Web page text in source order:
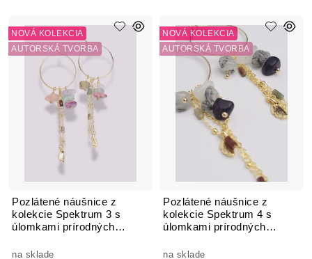
Pozlátené náušnice z
kolekcie Spektrum 3 s
úlomkami prírodných
NOVÁ KOLEKCIA
AUTORSKÁ TVORBA
na sklade
Pozlátené náušnice z
kolekcie Spektrum 4 s
úlomkami prírodných
NOVÁ KOLEKCIA
AUTORSKÁ TVORBA
na sklade